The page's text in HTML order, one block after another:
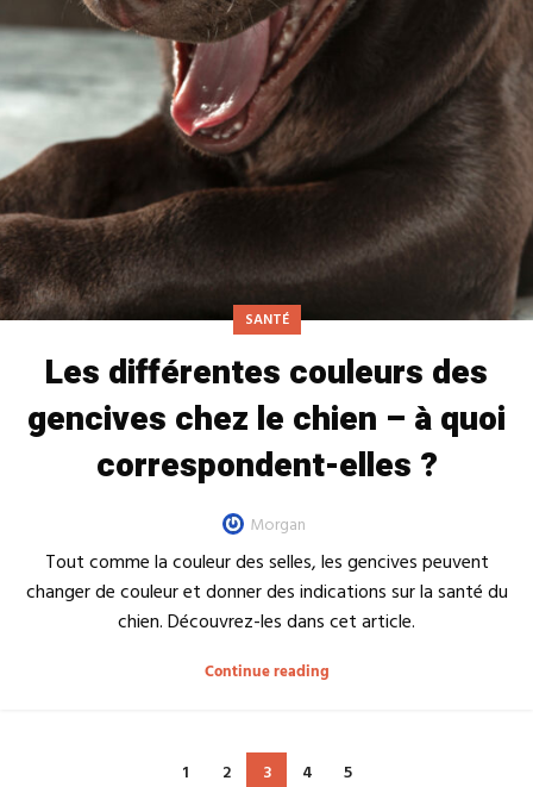
SANTÉ
Les différentes couleurs des
gencives chez le chien – à quoi
correspondent-elles ?
Morgan
Tout comme la couleur des selles, les gencives peuvent
changer de couleur et donner des indications sur la santé du
chien. Découvrez-les dans cet article.
Continue reading
1 2 3 4 5